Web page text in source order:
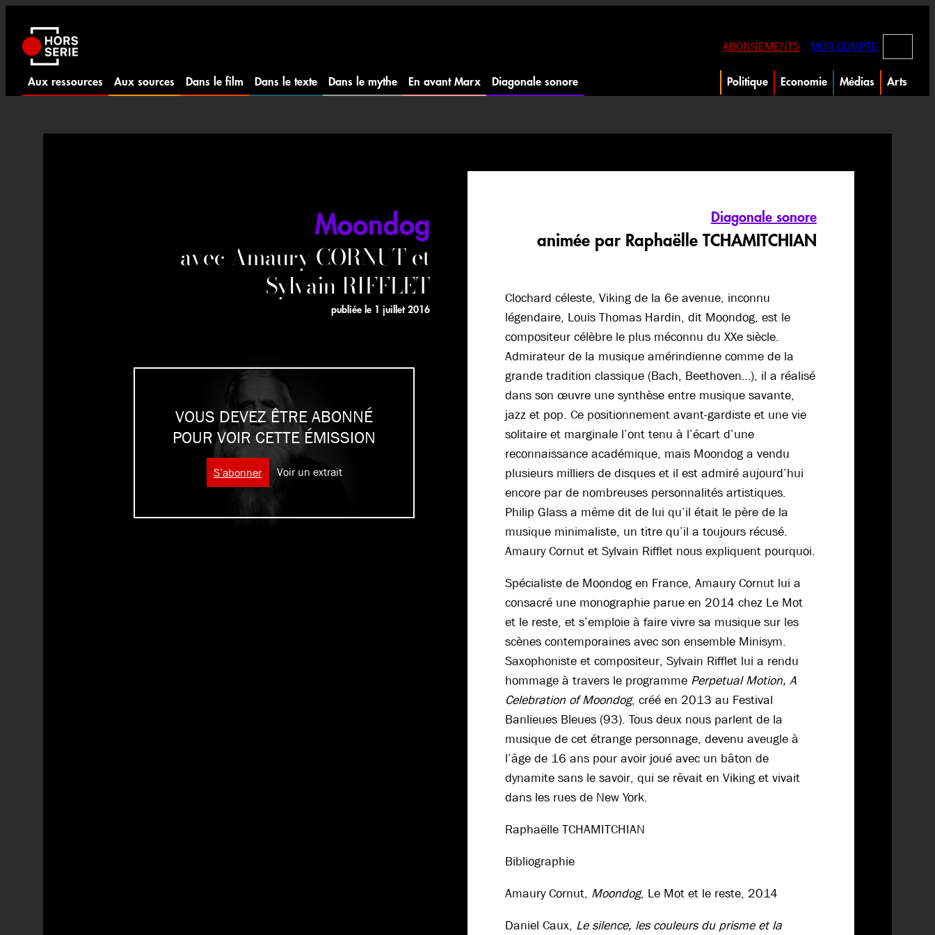
contenu
ABONNEMENTS MON COMPTE
Aux ressources Aux sources Dans le film Dans le texte Dans le mythe En avant Marx Diagonale sonore Politique Economie Médias Arts
Moondog
avec Amaury CORNUT et
Sylvain RIFFLET
publiée le 1 juillet 2016
VOUS DEVEZ ÊTRE ABONNÉ
POUR VOIR CETTE ÉMISSION
S’abonner Voir un extrait
Diagonale sonore
animée par Raphaëlle TCHAMITCHIAN
Clochard céleste, Viking de la 6e avenue, inconnu
légendaire, Louis Thomas Hardin, dit Moondog, est le
compositeur célèbre le plus méconnu du XXe siècle.
Admirateur de la musique amérindienne comme de la
grande tradition classique (Bach, Beethoven…), il a réalisé
dans son œuvre une synthèse entre musique savante,
jazz et pop. Ce positionnement avant-gardiste et une vie
solitaire et marginale l’ont tenu à l’écart d’une
reconnaissance académique, mais Moondog a vendu
plusieurs milliers de disques et il est admiré aujourd’hui
encore par de nombreuses personnalités artistiques.
Philip Glass a même dit de lui qu’il était le père de la
musique minimaliste, un titre qu’il a toujours récusé.
Amaury Cornut et Sylvain Rifflet nous expliquent pourquoi.
Spécialiste de Moondog en France, Amaury Cornut lui a
consacré une monographie parue en 2014 chez Le Mot
et le reste, et s’emploie à faire vivre sa musique sur les
scènes contemporaines avec son ensemble Minisym.
Saxophoniste et compositeur, Sylvain Rifflet lui a rendu
hommage à travers le programme Perpetual Motion, A
Celebration of Moondog, créé en 2013 au Festival
Banlieues Bleues (93). Tous deux nous parlent de la
musique de cet étrange personnage, devenu aveugle à
l’âge de 16 ans pour avoir joué avec un bâton de
dynamite sans le savoir, qui se rêvait en Viking et vivait
dans les rues de New York.
Raphaëlle TCHAMITCHIAN
Bibliographie
Amaury Cornut, Moondog, Le Mot et le reste, 2014
Daniel Caux, Le silence, les couleurs du prisme et la